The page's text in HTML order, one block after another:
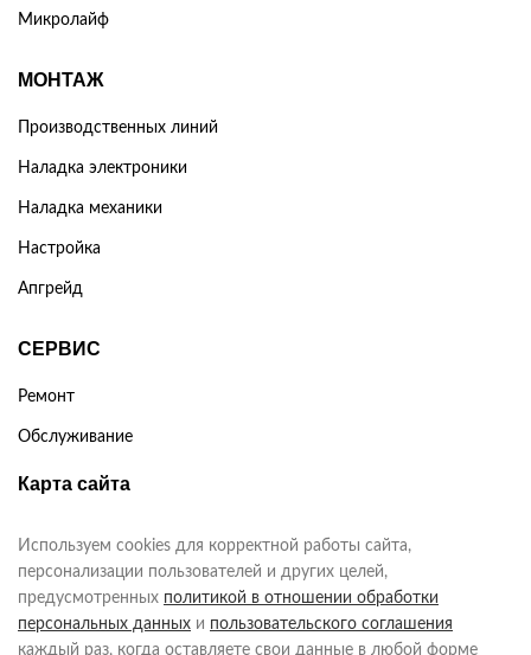
Микролайф
МОНТАЖ
Производственных линий
Наладка электроники
Наладка механики
Настройка
Апгрейд
СЕРВИС
Ремонт
Обслуживание
Карта сайта
Используем cookies для корректной работы сайта,
персонализации пользователей и других целей,
предусмотренных политикой в отношении обработки
персональных данных и пользовательского соглашения
каждый раз, когда оставляете свои данные в любой форме